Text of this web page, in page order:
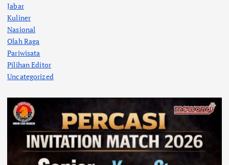
Jabar
Kuliner
Nasional
Olah Raga
Pariwisata
Pilihan Editor
Uncategorized